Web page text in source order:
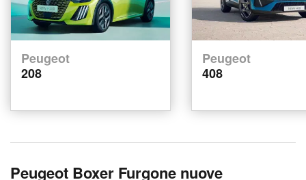
Peugeot
208
Peugeot
408
Peugeot Boxer Furgone nuove